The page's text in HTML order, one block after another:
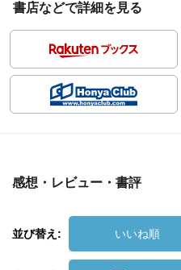
書店などで詳細を見る
感想・レビュー・書評
並び替え: いいね順